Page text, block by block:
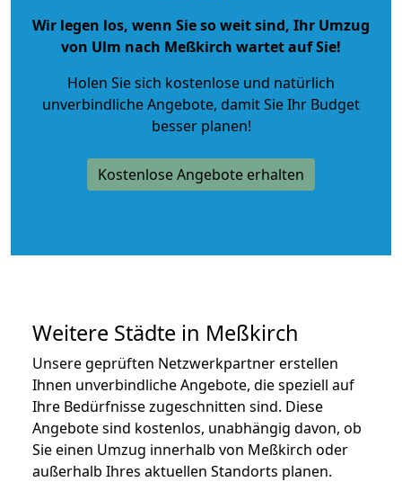
Wir legen los, wenn Sie so weit sind, Ihr Umzug
von Ulm nach Meßkirch wartet auf Sie!
Holen Sie sich kostenlose und natürlich
unverbindliche Angebote, damit Sie Ihr Budget
besser planen!
Kostenlose Angebote erhalten
Weitere Städte in Meßkirch
Unsere geprüften Netzwerkpartner erstellen
Ihnen unverbindliche Angebote, die speziell auf
Ihre Bedürfnisse zugeschnitten sind. Diese
Angebote sind kostenlos, unabhängig davon, ob
Sie einen Umzug innerhalb von Meßkirch oder
außerhalb Ihres aktuellen Standorts planen.